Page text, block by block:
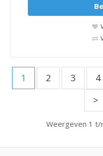
1 2 3 4
>
Weergeven 1 t/